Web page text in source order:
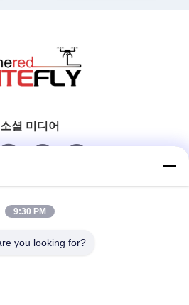
소셜 미디어
빠른 연락
9:30 PM
you looking for?